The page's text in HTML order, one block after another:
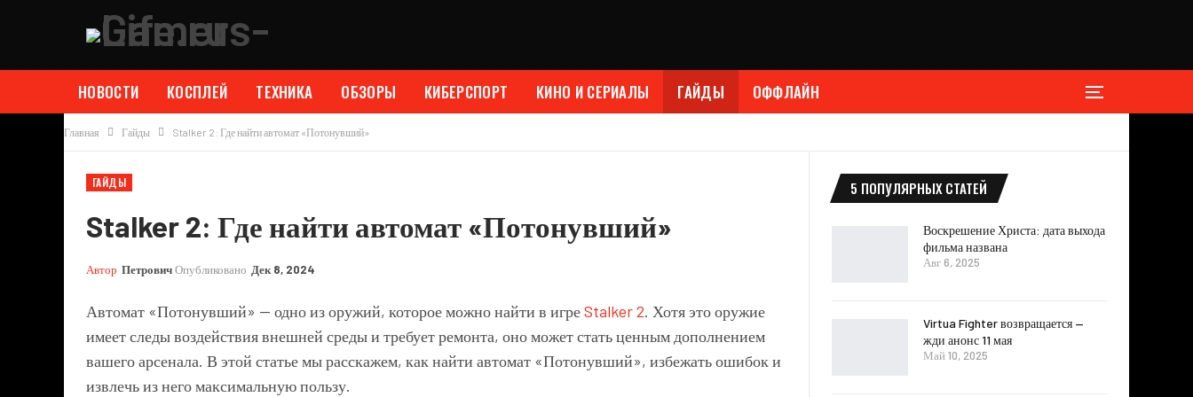
НОВОСТИ КОСПЛЕЙ ТЕХНИКА ОБЗОРЫ КИБЕРСПОРТ КИНО И СЕРИАЛЫ ГАЙДЫ ОФФЛАЙН
Главная Гайды Stalker 2: Где найти автомат «Потонувший»
ГАЙДЫ
Stalker 2: Где найти автомат «Потонувший»
Автор ПетровичОпубликовано Дек 8, 2024
Автомат «Потонувший» — одно из оружий, которое можно найти в игреStalker 2. Хотя это оружие
имеет следы воздействия внешней среды и требует ремонта, оно может стать ценным дополнением
вашего арсенала. В этой статье мы расскажем, как найти автомат «Потонувший», избежать ошибок и
извлечь из него максимальную пользу.
5 ПОПУЛЯРНЫХ СТАТЕЙ
Воскрешение Христа: дата выхода
фильма названа
Авг 6, 2025
Virtua Fighter возвращается —
жди анонс 11 мая
Май 10, 2025